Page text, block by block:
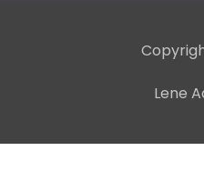
Lene